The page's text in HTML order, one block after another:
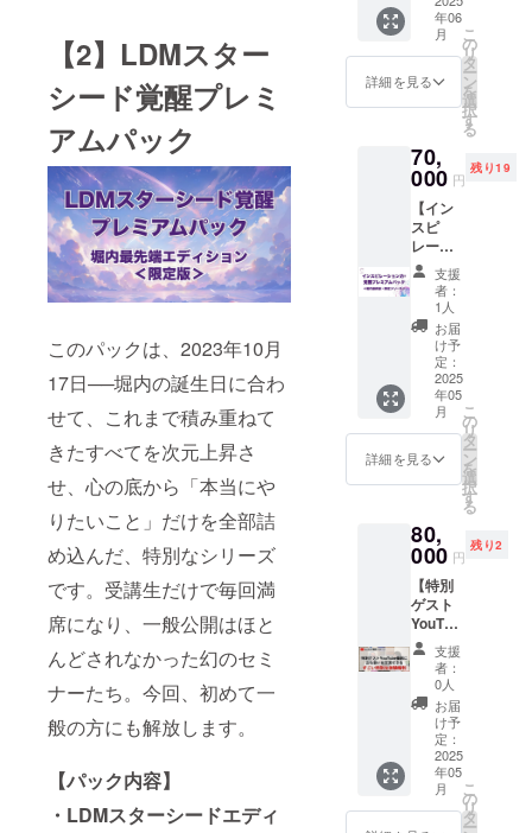
【2】LDMスター
シード覚醒プレミ
アムパック
このパックは、2023年10月
17日──堀内の誕生日に合わ
せて、これまで積み重ねて
きたすべてを次元上昇さ
せ、心の底から「本当にや
りたいこと」だけを全部詰
め込んだ、特別なシリーズ
です。受講生だけで毎回満
席になり、一般公開はほと
んどされなかった幻のセミ
ナーたち。今回、初めて一
般の方にも解放します。
【パック内容】
・LDMスターシードエディ
う。
の諸費
用はご
いただ
きま
内恭隆
との特
別なひ
ととき
を楽し
みなが
ら、新
たなイ
ンテリ
アの世
界を発
見しま
しょ
う。
0円】
【な
ぜ、こ
特別な
の
は、受
付4時間
で1000
人以上
が一瞬
で殺到
し、 申
込を打
ち切っ
た伝説
のプロ
グラム
です。
堀内
Ωも含め
てすべ
て、一
の開
催。 今
では参
加した
人たち
の間で
説」と
呼ばれ
るほ
ど、 奇
跡の出
会いや
人生の
大きな
変容を
引き起
ための
具体的
な方法
を実践
できる
し合
い、願
いの実
現を加
速させ
る 参加
は自
由。あ
なたに
合った
ペース
で、安
心して
参加で
きま
リター
ン内容
いを叶
えるコ
ミュニ
ティ
（仮）
」
Facebo
okグ
ループ
（5ヶ月
間） ・
「怒り
を解放
して自
いては
複数の
候補か
らご都
合に合
で、安
心して
いただ
けま
す。 ■
リター
ン詳細
・堀内
恭隆の
YouTub
e撮影立
ち会い
権利 ・
撮影後
恭隆と
の交
ム ・人
生を変
えるヒ
ントが
満載の
堀内恭
隆の書
籍5冊
YouTub
e制作の
裏側と
堀内と
の交流
を楽し
みなが
ン詳細
・堀内
恭隆に
よる特
動画
（約5
分）
ナー＆
ワーク
ショッ
プ】あ
なたの
個性が
リジナ
ルコン
テンツ
をAIで
生み出
す＋書
籍10冊
堀内恭
隆が本
の原
稿、メ
ルマ
ガ、
Instagr
amや
SNS投
稿、さ
ンテン
ツ制作
まで、
AIを駆
使して
行って
いる特
別なノ
ウハウ
を直接
学べる
セミ
ナー＆
ワーク
ショッ
プで
年06
月
詳細を見る
こ
の
リ
タ
ー
ン
を
選
択
す
る
70,
000 円
残り19
【イン
スピ
レー
ション
力覚醒
プレミ
アム
パック
＜堀内
最終
版・限
定リ
リース
＞】 13
年── 堀
内が人
けて開
発し続
けたイ
ンスピ
レー
ション
力の集
大成。
これま
でに著
名人、
経営
者、主
婦、ク
リエイ
ターな
支援
者：
1人
お届
け予
定：
2025
年05
月
詳細を見る
こ
の
リ
タ
ー
ン
を
選
択
す
る
80,
000 円
残り2
【特別
ゲスト
YouTub
e撮影リ
ター
ン】堀
内恭隆
と特別
ゲスト
YouTub
e撮影に
立ち会
支援
者：
0人
お届
け予
定：
2025
年05
月
こ
の
リ
タ
ー